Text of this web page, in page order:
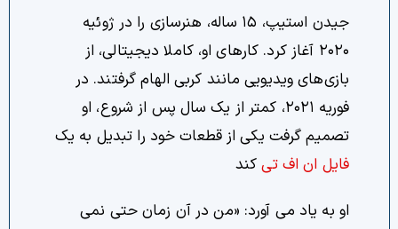
جیدن استیپ، ۱۵ ساله، هنرسازی را در ژوئیه
۲۰۲۰ آغاز کرد. کارهای او، کاملا دیجیتالی، از
بازی‌های ویدیویی مانند کربی الهام گرفتند. در
فوریه ۲۰۲۱، کمتر از یک سال پس از شروع، او
تصمیم گرفت یکی از قطعات خود را تبدیل به یک
فایل ان اف تیکند
او به یاد می آورد: «من در آن زمان حتی نمی